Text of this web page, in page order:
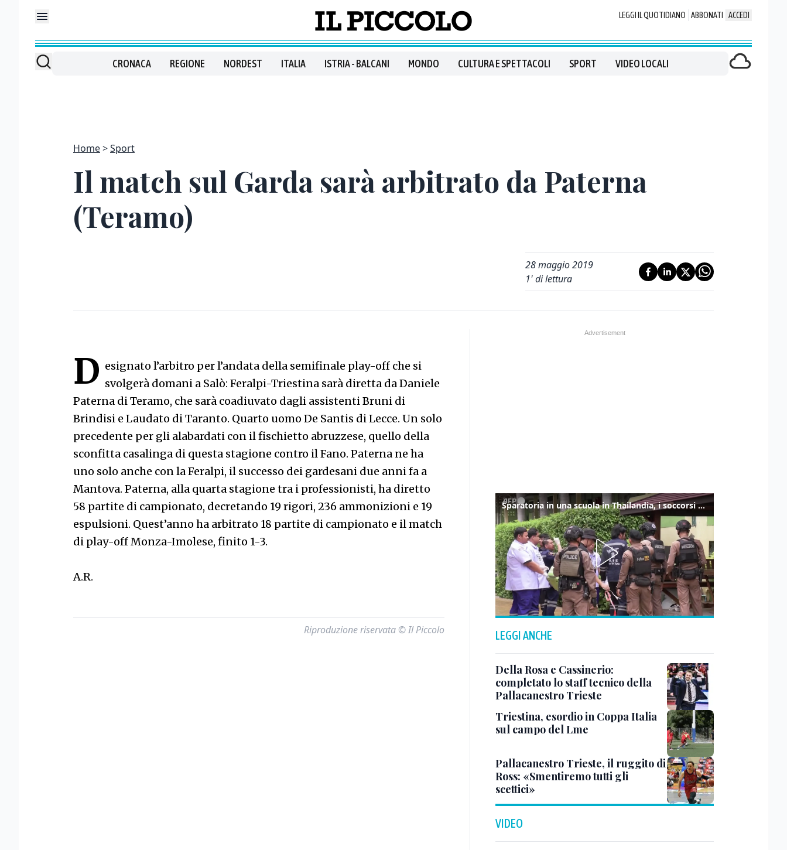
LEGGI IL QUOTIDIANO ABBONATI ACCEDI
CRONACA REGIONE NORDEST ITALIA ISTRIA - BALCANI MONDO CULTURA E SPETTACOLI SPORT VIDEO LOCALI
Home Sport
Il match sul Garda sarà arbitrato da Paterna
(Teramo)
28 maggio 2019
1' di lettura
D esignato l’arbitro per l’andata della semifinale play-off che si
svolgerà domani a Salò: Feralpi-Triestina sarà diretta da Daniele
Paterna di Teramo, che sarà coadiuvato dagli assistenti Bruni di
Brindisi e Laudato di Taranto. Quarto uomo De Santis di Lecce. Un solo
precedente per gli alabardati con il fischietto abruzzese, quello della
sconfitta casalinga di questa stagione contro il Fano. Paterna ne ha
uno solo anche con la Feralpi, il successo dei gardesani due anni fa a
Mantova. Paterna, alla quarta stagione tra i professionisti, ha diretto
58 partite di campionato, decretando 19 rigori, 236 ammonizioni e 19
espulsioni. Quest’anno ha arbitrato 18 partite di campionato e il match
di play-off Monza-Imolese, finito 1-3.
A.R.
Riproduzione riservata © Il Piccolo
Sparatoria in una scuola in Thailandia, i soccorsi sul posto
LEGGI ANCHE
Della Rosa e Cassinerio:
completato lo staff tecnico della
Pallacanestro Trieste
Triestina, esordio in Coppa Italia
sul campo del Lme
Pallacanestro Trieste, il ruggito di
Ross: «Smentiremo tutti gli
scettici»
VIDEO